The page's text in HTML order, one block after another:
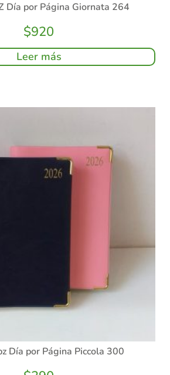
Día por Página Giornata 264
$920
Leer más
Día por Página Piccola 300